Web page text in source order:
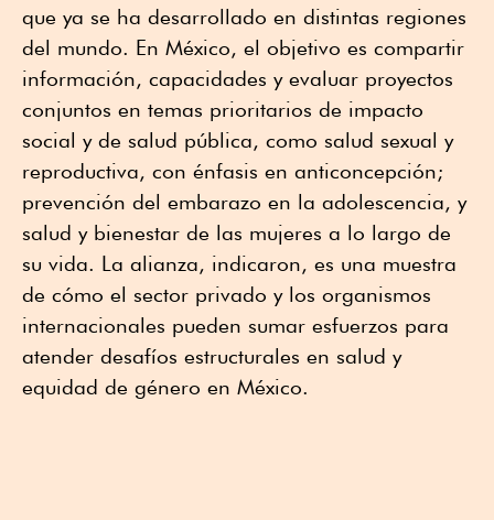
que ya se ha desarrollado en distintas regiones
del mundo. En México, el objetivo es compartir
información, capacidades y evaluar proyectos
conjuntos en temas prioritarios de impacto
social y de salud pública, como salud sexual y
reproductiva, con énfasis en anticoncepción;
prevención del embarazo en la adolescencia, y
salud y bienestar de las mujeres a lo largo de
su vida. La alianza, indicaron, es una muestra
de cómo el sector privado y los organismos
internacionales pueden sumar esfuerzos para
atender desafíos estructurales en salud y
equidad de género en México.